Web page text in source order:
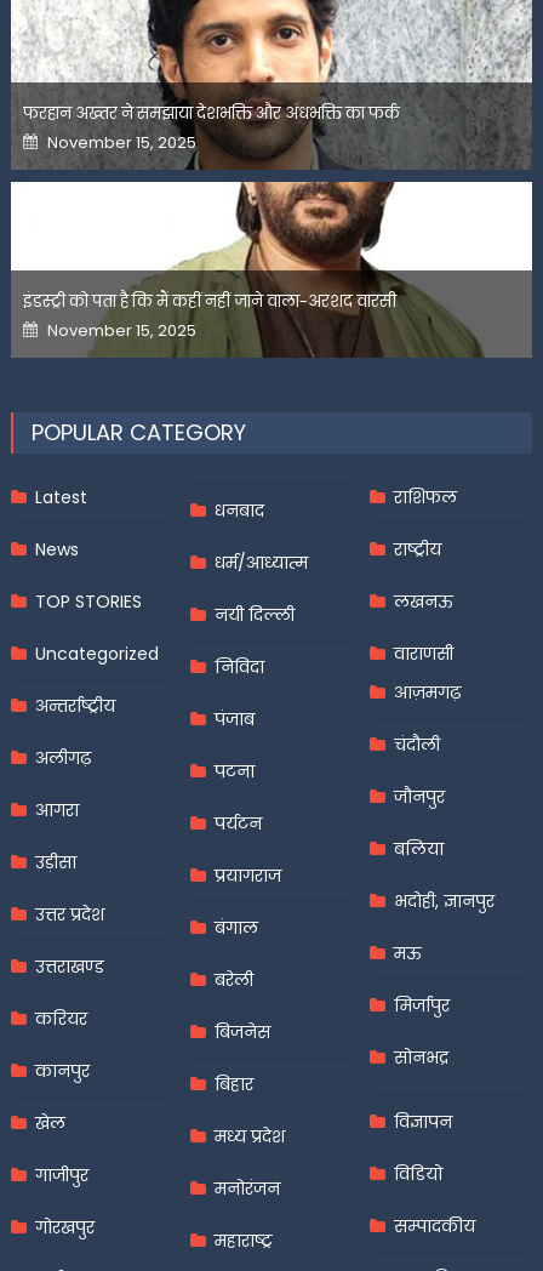
फरहान अख्तर ने समझाया देशभक्ति और अंधभक्ति का फर्क
Posted
on
November 15, 2025
इंडस्ट्री को पता है कि मैं कहीं नहीं जाने वाला-अरशद वारसी
Posted
on
November 15, 2025
POPULAR CATEGORY
Latest
News
TOP STORIES
Uncategorized
अन्तर्राष्ट्रीय
अलीगढ़
आगरा
उड़ीसा
उत्तर प्रदेश
उत्तराखण्ड
करियर
कानपुर
खेल
गाजीपुर
गोरखपुर
धनबाद
धर्म/आध्यात्म
नयी दिल्ली
निविदा
पंजाब
पटना
पर्यटन
प्रयागराज
बंगाल
बरेली
बिजनेस
बिहार
मध्य प्रदेश
मनोरंजन
महाराष्ट्र
राशिफल
राष्ट्रीय
लखनऊ
वाराणसी
आज़मगढ़
चंदौली
जौनपुर
बलिया
भदोही, ज्ञानपुर
मऊ
मिर्जापुर
सोनभद्र
विज्ञापन
विडियो
सम्पादकीय